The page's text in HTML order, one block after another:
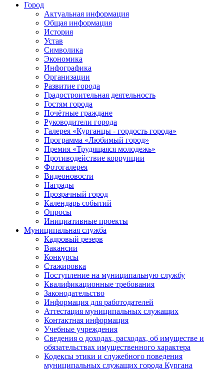
Город
Актуальная информация
Общая информация
История
Устав
Символика
Экономика
Инфографика
Организации
Развитие города
Градостроительная деятельность
Гостям города
Почётные граждане
Руководители города
Галерея «Курганцы - гордость города»
Программа «Любимый город»
Премия «Трудящаяся молодежь»
Противодействие коррупции
Фотогалерея
Видеоновости
Награды
Прозрачный город
Календарь событий
Опросы
Инициативные проекты
Муниципальная служба
Кадровый резерв
Вакансии
Конкурсы
Стажировка
Поступление на муниципальную службу
Квалификационные требования
Законодательство
Информация для работодателей
Аттестация муниципальных служащих
Контактная информация
Учебные учреждения
Сведения о доходах, расходах, об имуществе и
обязательствах имущественного характера
Кодексы этики и служебного поведения
муниципальных служащих города Кургана